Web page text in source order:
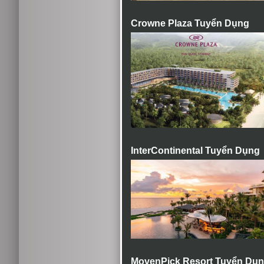
Crowne Plaza Tuyển Dụng
InterContinental Tuyển Dụng
MovenPick Resort Tuyển